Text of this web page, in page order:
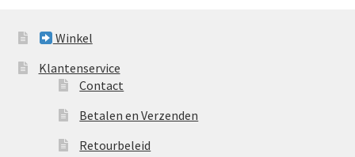
Winkel
Klantenservice
Contact
Betalen en Verzenden
Retourbeleid